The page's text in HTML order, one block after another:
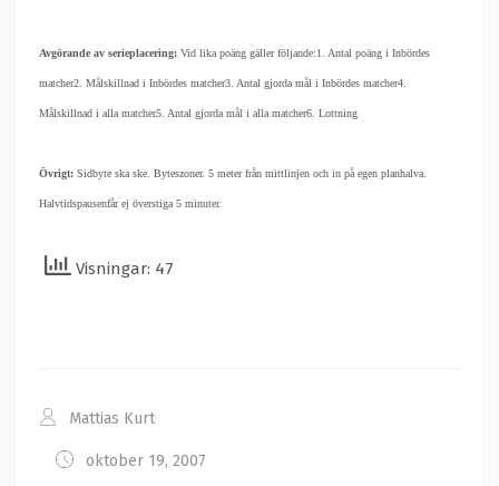
Avgörande av serieplacering: Vid lika poäng gäller följande:1. Antal poäng i Inbördes
matcher2. Målskillnad i Inbördes matcher3. Antal gjorda mål i Inbördes matcher4.
Målskillnad i alla matcher5. Antal gjorda mål i alla matcher6. Lottning
Övrigt: Sidbyte ska ske. Byteszoner. 5 meter från mittlinjen och in på egen planhalva.
Halvtidspausenfår ej överstiga 5 minuter.
Visningar: 47
Mattias Kurt
oktober 19, 2007